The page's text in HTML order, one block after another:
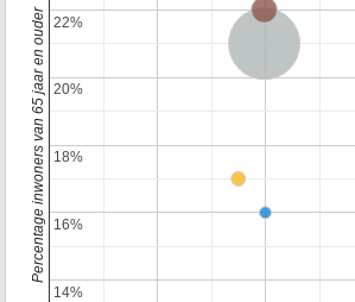
Provincie Gelderland
14%
14%
16%
16%
18%
18%
20%
20%
22%
22%
Percentage inwoners van 65 jaar en ouder